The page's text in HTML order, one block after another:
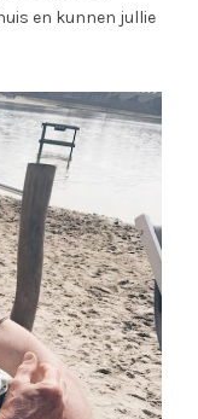
en kunnen jullie